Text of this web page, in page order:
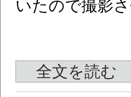
いたので撮影
全文を読む